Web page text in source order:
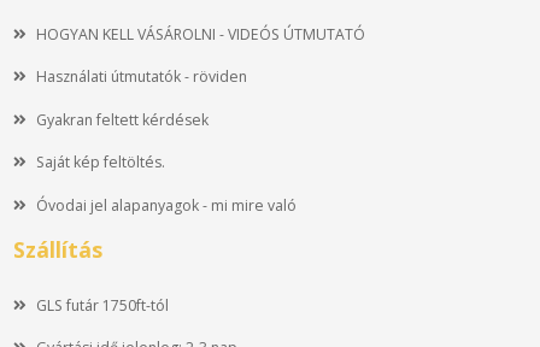
HOGYAN KELL VÁSÁROLNI - VIDEÓS ÚTMUTATÓ
Használati útmutatók - röviden
Gyakran feltett kérdések
Saját kép feltöltés.
Óvodai jel alapanyagok - mi mire való
Szállítás
GLS futár 1750ft-tól